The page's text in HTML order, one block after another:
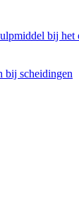
bij het
bij scheidingen